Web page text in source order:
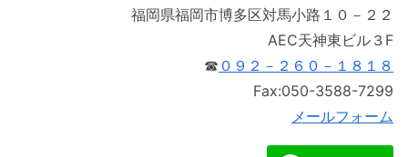
福岡県福岡市博多区対馬小路１０－２２
AEC天神東ビル３F
☎ ０９２－２６０－１８１８
Fax:050-3588-7299
メールフォーム